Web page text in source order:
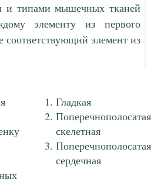
и типами мышечных тканей
элементу из первого
соответствующий элемент из
Гладкая
Поперечнополосатая
скелетная
Поперечнополосатая
сердечная